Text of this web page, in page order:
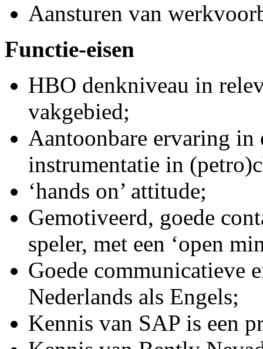
Aansturen van
Functie-eisen
HBO denkniveau in
vakgebied;
Aantoonbare ervaring in
instrumentatie in
‘hands on’ attitude;
Gemotiveerd, goede
speler, met een ‘open
Goede communicatieve
Nederlands als Engels;
Kennis van SAP is een